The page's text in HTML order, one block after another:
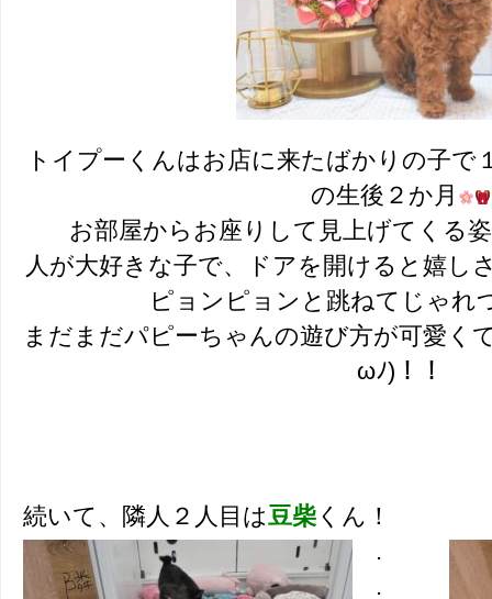
トイプーくんはお店に来たばかりの子で
の生後２か月
お部屋からお座りして見上げてくる
人が大好きな子で、ドアを開けると嬉し
ピョンピョンと跳ねてじゃれ
まだまだパピーちゃんの遊び方が可愛く
ωﾉ)！！
続いて、隣人２人目は豆柴 くん！
.
.